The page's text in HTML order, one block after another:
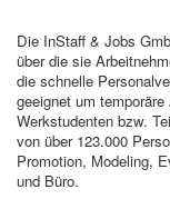
Die InStaff & Jobs
über die sie
die schnelle
geeignet um
Werkstudenten bzw.
von über 123.000
Promotion, Modeling,
und Büro.